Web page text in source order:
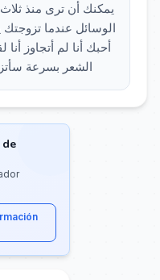
يمكنك أن ترى منذ
الوسائل عندما
أحبك أنا لم أتجاوز
الشعر بسرعة
de